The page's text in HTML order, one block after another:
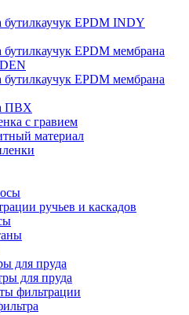
бутилкаучук EPDM INDY
бутилкаучук EPDM мембрана
бутилкаучук EPDM мембрана
ПВХ
с гравием
материал
ручьев и каскадов
для пруда
для пруда
фильтрации